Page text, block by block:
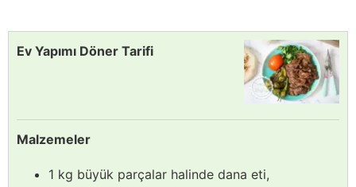
Ev Yapımı Döner Tarifi
Malzemeler
1 kg büyük parçalar halinde dana eti,